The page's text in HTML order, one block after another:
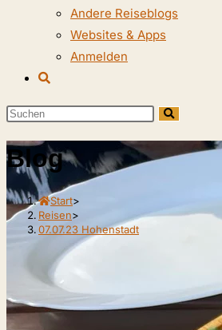
Andere Reiseblogs
Websites & Apps
Anmelden
Website-
umschalten
Diese
durchsuchen
Blog
Start>
Reisen>
07.07.23 Hohenstadt